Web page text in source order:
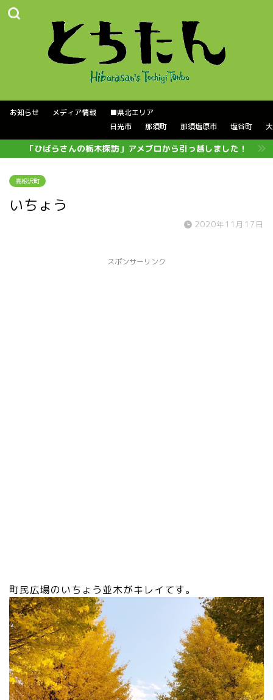
お知らせ メディア情報
■県北エリア
日光市
那須町 那須塩原市 塩谷町
「ひばらさんの栃木探訪」アメブロから引っ越しました！
高根沢町
いちょう
2020年11月17日
スポンサーリンク
町民広場のいちょう並木がキレイてす。